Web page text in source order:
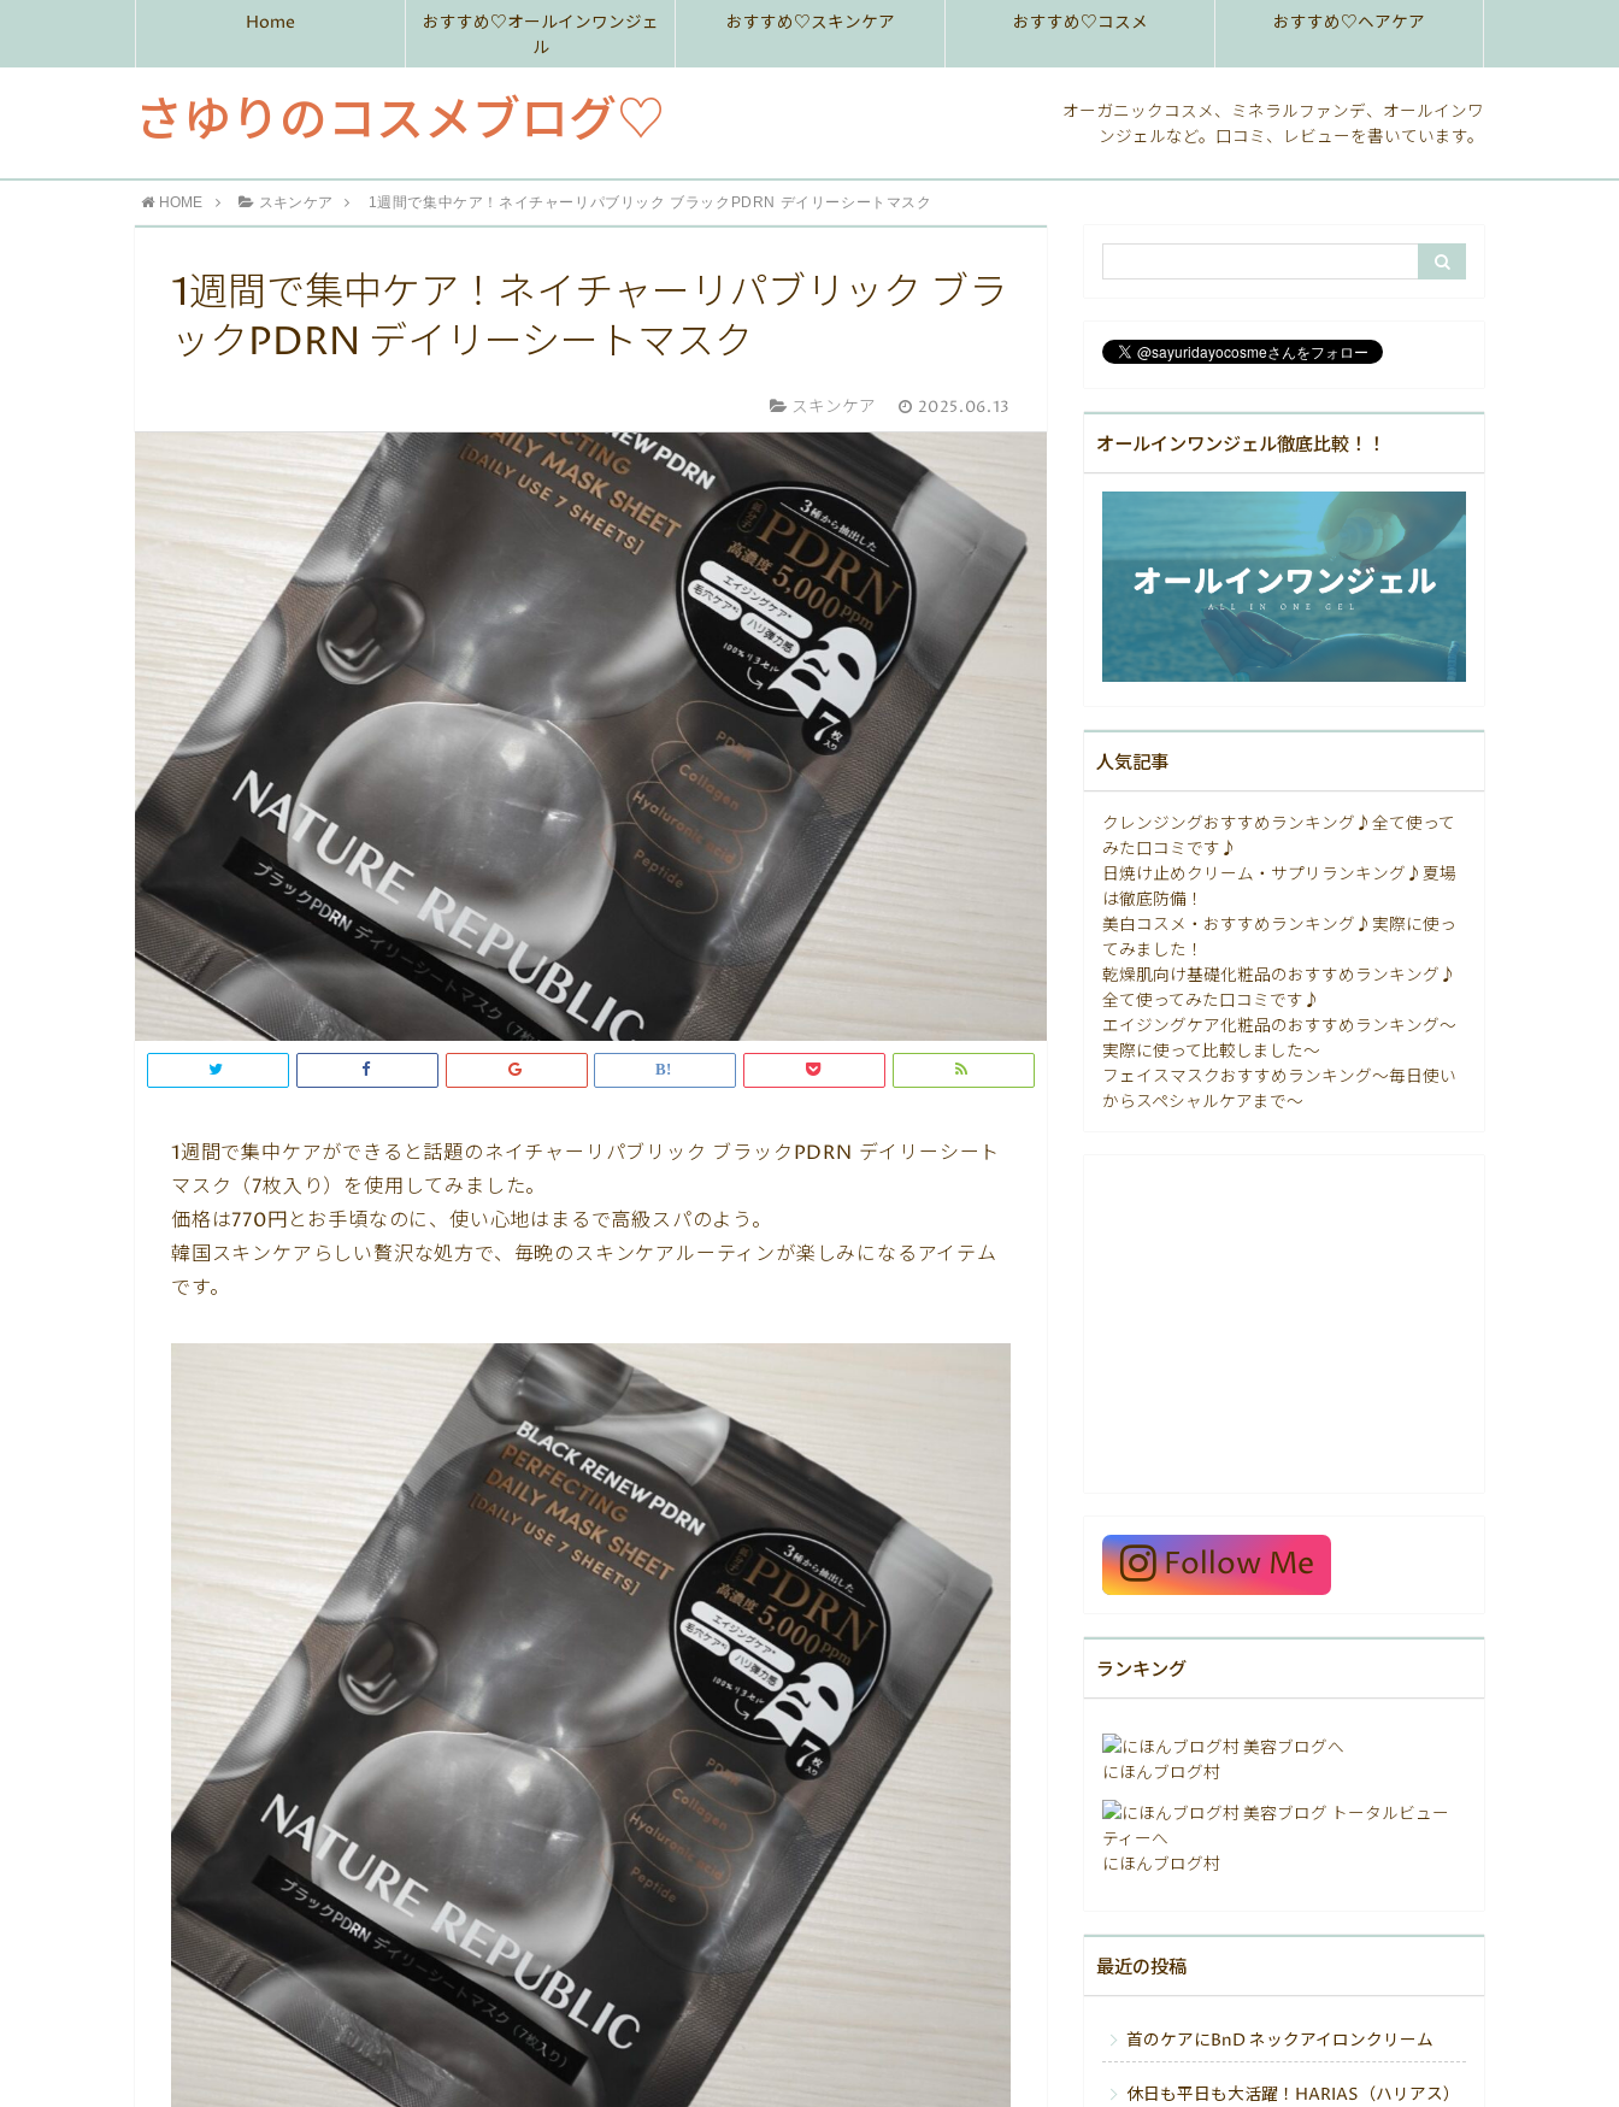
Home
おすすめ♡オールインワンジェ
ル
おすすめ♡スキンケア おすすめ♡コスメ おすすめ♡ヘアケア
さゆりのコスメブログ♡
オーガニックコスメ、ミネラルファンデ、オールインワ
ンジェルなど。口コミ、レビューを書いています。
HOME スキンケア 1週間で集中ケア！ネイチャーリパブリック ブラックPDRN デイリーシートマスク
1週間で集中ケア！ネイチャーリパブリック ブラ
ックPDRN デイリーシートマスク
スキンケア 2025.06.13
1週間で集中ケアができると話題のネイチャーリパブリック ブラックPDRN デイリーシート
マスク（7枚入り）を使用してみました。
価格は770円とお手頃なのに、使い心地はまるで高級スパのよう。
韓国スキンケアらしい贅沢な処方で、毎晩のスキンケアルーティンが楽しみになるアイテム
です。
オールインワンジェル徹底比較！！
人気記事
クレンジングおすすめランキング♪全て使って
みた口コミです♪
日焼け止めクリーム・サプリランキング♪夏場
は徹底防備！
美白コスメ・おすすめランキング♪実際に使っ
てみました！
乾燥肌向け基礎化粧品のおすすめランキング♪
全て使ってみた口コミです♪
エイジングケア化粧品のおすすめランキング〜
実際に使って比較しました〜
フェイスマスクおすすめランキング〜毎日使い
からスペシャルケアまで〜
Follow Me
ランキング
にほんブログ村
にほんブログ村
最近の投稿
首のケアにBnD ネックアイロンクリーム
休日も平日も大活躍！HARIAS（ハリアス）